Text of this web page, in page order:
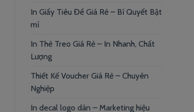
In Giấy Tiêu Đề Giá Rẻ – Bí Quyết Bật
mí
In Thẻ Treo Giá Rẻ – In Nhanh, Chất
Lượng
Thiết Kế Voucher Giá Rẻ – Chuyên
Nghiệp
In decal logo dán – Marketing hiệu